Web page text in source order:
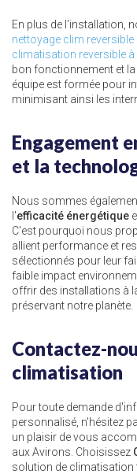
En plus de l'installation,
nettoyage clim reversible
climatisation reversible à
bon fonctionnement et
équipe est formée pour
minimisant ainsi les
Engagement
et la
Nous sommes
l'efficacité énergétique
C'est pourquoi nous
allient performance et
sélectionnés pour leur
faible impact
offrir des installations à
préservant notre planète.
Contactez-
climatisation
Pour toute demande
personnalisé, n'hésitez
un plaisir de vous
aux Avirons. Choisissez
solution de climatisation